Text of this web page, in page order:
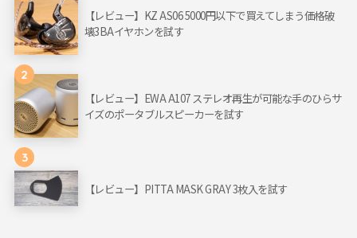
【レビュー】KZ AS06 5000円以下で買えてしまう価格破
壊3BAイヤホンを試す
2
【レビュー】EWA A107 ステレオ再生が可能な手のひらサ
イズのポータブルスピーカーを試す
3
【レビュー】PITTA MASK GRAY 3枚入を試す